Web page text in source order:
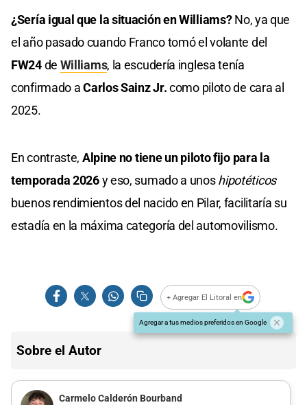
¿Sería igual que la situación en Williams?No, ya que
el año pasado cuando Franco tomó el volante del
FW24de Williams, la escudería inglesa tenía
confirmado aCarlos SainzJr.como piloto de cara al
2025.
En contraste, Alpine no tiene un piloto fijo para la
temporada 2026y eso, sumado a unoshipotéticos
buenos rendimientos del nacido en Pilar, facilitaría su
estadía en la máxima categoría del automovilismo.
+ Agregar El Litoral en
Agregar a tus medios preferidos en Google
Sobre el Autor
Carmelo Calderón Bourband